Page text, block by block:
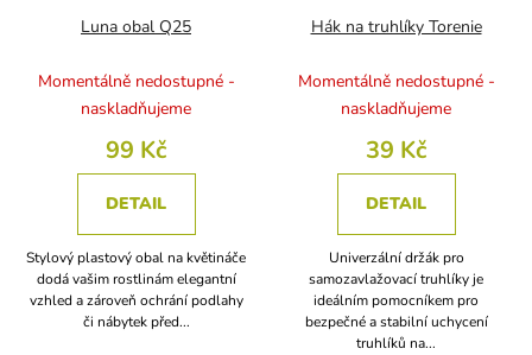
Luna obal Q25
Momentálně nedostupné -
naskladňujeme
99 Kč
DETAIL
Stylový plastový obal na květináče
dodá vašim rostlinám elegantní
vzhled a zároveň ochrání podlahy
či nábytek před...
Hák na truhlíky Torenie
Momentálně nedostupné -
naskladňujeme
39 Kč
DETAIL
Univerzální držák pro
samozavlažovací truhlíky je
ideálním pomocníkem pro
bezpečné a stabilní uchycení
truhlíků na...